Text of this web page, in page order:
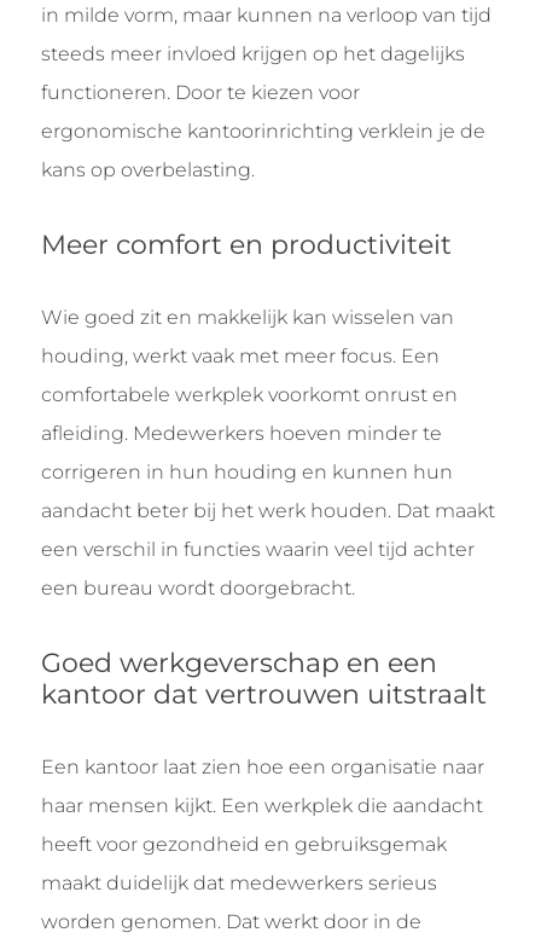
in milde vorm, maar kunnen na verloop van tijd
steeds meer invloed krijgen op het dagelijks
functioneren. Door te kiezen voor
ergonomische kantoorinrichting verklein je de
kans op overbelasting.
Meer comfort en productiviteit
Wie goed zit en makkelijk kan wisselen van
houding, werkt vaak met meer focus. Een
comfortabele werkplek voorkomt onrust en
afleiding. Medewerkers hoeven minder te
corrigeren in hun houding en kunnen hun
aandacht beter bij het werk houden. Dat maakt
een verschil in functies waarin veel tijd achter
een bureau wordt doorgebracht.
Goed werkgeverschap en een
kantoor dat vertrouwen uitstraalt
Een kantoor laat zien hoe een organisatie naar
haar mensen kijkt. Een werkplek die aandacht
heeft voor gezondheid en gebruiksgemak
maakt duidelijk dat medewerkers serieus
worden genomen. Dat werkt door in de